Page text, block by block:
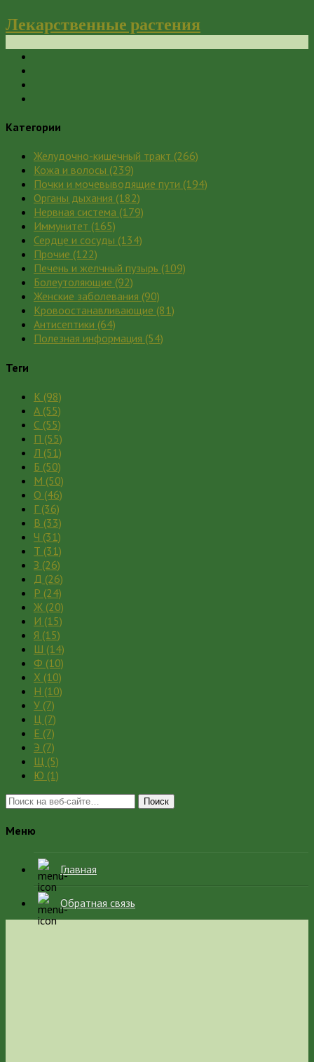
Лекарственные растения
Категории
Желудочно-кишечный тракт (266)
Кожа и волосы (239)
Почки и мочевыводящие пути (194)
Органы дыхания (182)
Нервная система (179)
Иммунитет (165)
Сердце и сосуды (134)
Прочие (122)
Печень и желчный пузырь (109)
Болеутоляющие (92)
Женские заболевания (90)
Кровоостанавливающие (81)
Антисептики (64)
Полезная информация (54)
Теги
К (98)
А (55)
С (55)
П (55)
Л (51)
Б (50)
М (50)
О (46)
Г (36)
В (33)
Ч (31)
Т (31)
З (26)
Д (26)
Р (24)
Ж (20)
И (15)
Я (15)
Ш (14)
Ф (10)
Х (10)
Н (10)
У (7)
Ц (7)
Е (7)
Э (7)
Щ (5)
Ю (1)
Поиск
Меню
Главная
Обратная связь